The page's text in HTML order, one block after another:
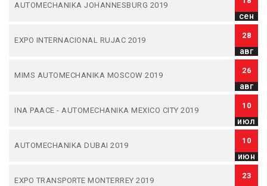
AUTOMECHANIKA JOHANNESBURG 2019
сен
EXPO INTERNACIONAL RUJAC 2019
28
авг
MIMS AUTOMECHANIKA MOSCOW 2019
26
авг
INA PAACE - AUTOMECHANIKA MEXICO CITY 2019
10
июл
AUTOMECHANIKA DUBAI 2019
10
июн
EXPO TRANSPORTE MONTERREY 2019
23